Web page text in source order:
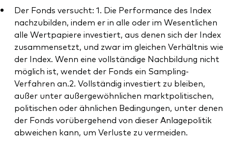
Der Fonds versucht: 1. Die Performance des Index
nachzubilden, indem er in alle oder im Wesentlichen
alle Wertpapiere investiert, aus denen sich der Index
zusammensetzt, und zwar im gleichen Verhältnis wie
der Index. Wenn eine vollständige Nachbildung nicht
möglich ist, wendet der Fonds ein Sampling-
Verfahren an.2. Vollständig investiert zu bleiben,
außer unter außergewöhnlichen marktpolitischen,
politischen oder ähnlichen Bedingungen, unter denen
der Fonds vorübergehend von dieser Anlagepolitik
abweichen kann, um Verluste zu vermeiden.